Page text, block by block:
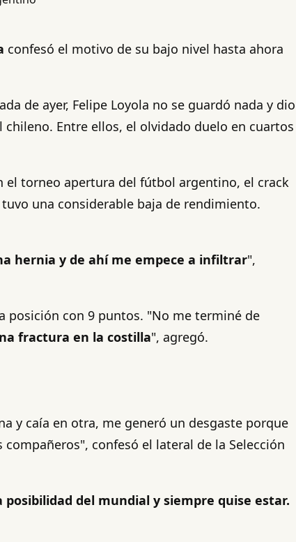
confesó el motivo de su bajo nivel hasta ahora
de ayer, Felipe Loyola no se guardó nada y dio
Entre ellos, el olvidado duelo en cuartos
el torneo apertura del fútbol argentino, el crack
una considerable baja de rendimiento.
hernia y de ahí me empece a infiltrar",
posición con 9 puntos. "No me terminé de
fractura en la costilla", agregó.
y caía en otra, me generó un desgaste porque
confesó el lateral de la Selección
del mundial y siempre quise estar.